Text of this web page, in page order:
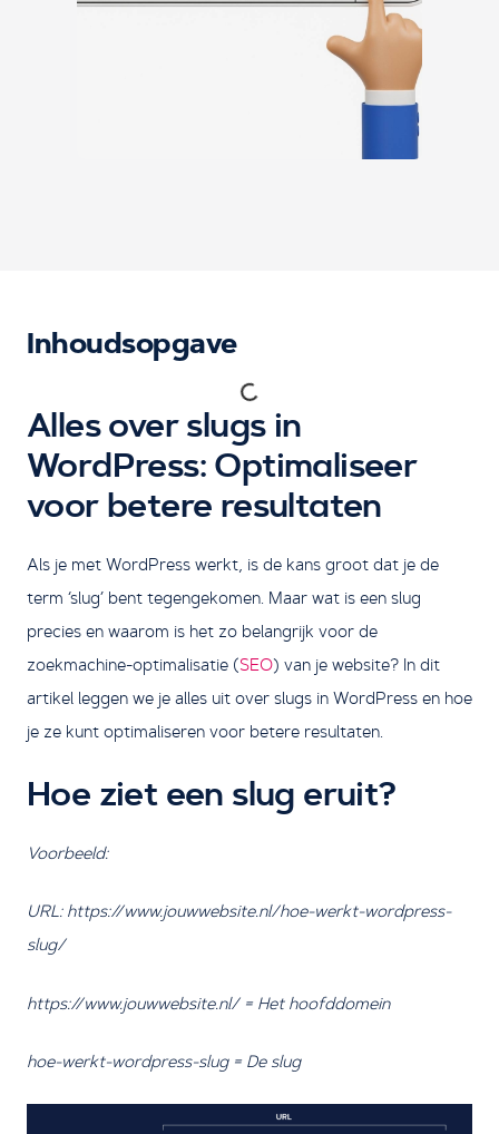
Alles over slugs in
WordPress: Optimaliseer
voor betere resultaten
Als je met WordPress werkt, is de kans groot dat je de
term ‘slug’ bent tegengekomen. Maar wat is een slug
precies en waarom is het zo belangrijk voor de
zoekmachine-optimalisatie (SEO) van je website? In dit
artikel leggen we je alles uit over slugs in WordPress en hoe
je ze kunt optimaliseren voor betere resultaten.
Hoe ziet een slug eruit?
Voorbeeld:
URL: https://www.jouwwebsite.nl/hoe-werkt-wordpress-
slug/
https://www.jouwwebsite.nl/ = Het hoofddomein
hoe-werkt-wordpress-slug = De slug
Inhoudsopgave